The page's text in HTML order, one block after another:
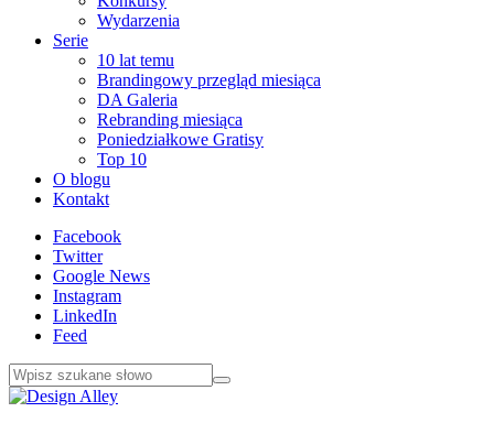
Wydarzenia
Serie
10 lat temu
Brandingowy przegląd miesiąca
DA Galeria
Rebranding miesiąca
Poniedziałkowe Gratisy
Top 10
O blogu
Kontakt
Facebook
Twitter
Google News
Instagram
LinkedIn
Feed